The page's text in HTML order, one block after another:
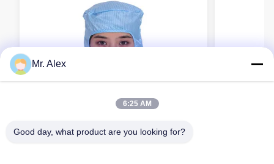
Mr. Alex
6:25 AM
Good day, what product are you looking for?